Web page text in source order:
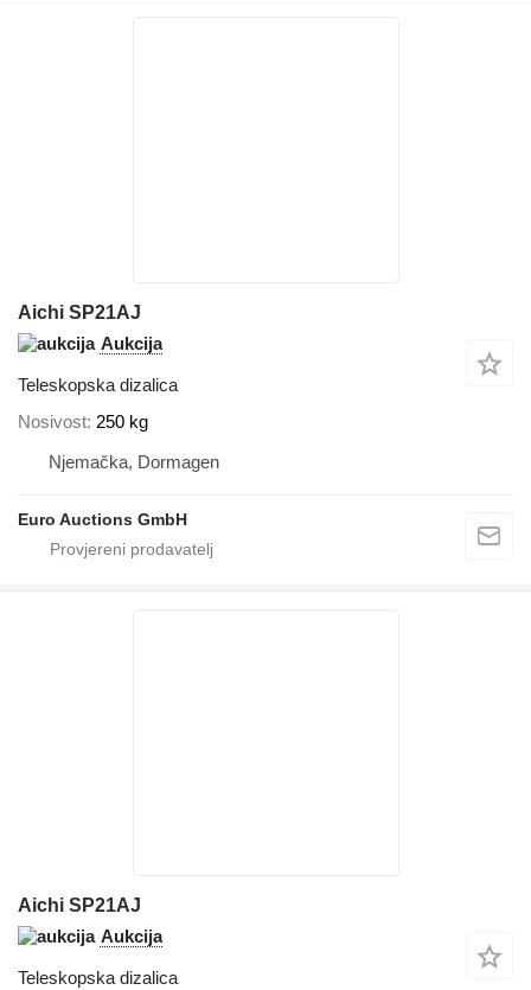
Aichi SP21AJ
Aukcija
Teleskopska dizalica
Nosivost 250 kg
Njemačka, Dormagen
Euro Auctions GmbH
Aichi SP21AJ
Aukcija
Teleskopska dizalica